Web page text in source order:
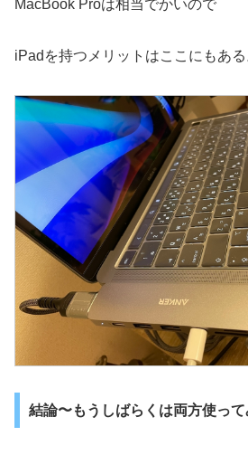
MacBook Proは相当でかいので
iPadを持つメリットはここにもある
結論〜もうしばらくは両方使って